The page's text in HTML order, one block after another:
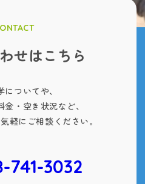
せはこちら
についてや、
・空き状況など、
軽にご相談ください。
741-3032